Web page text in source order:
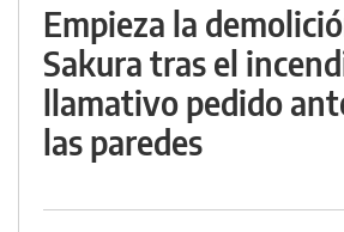
Empieza la
Sakura tras el
llamativo pedido
las paredes